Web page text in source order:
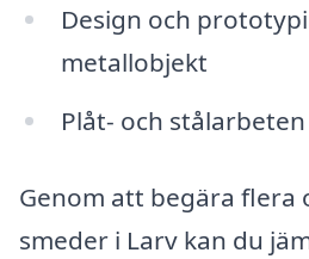
Design och
metallobjekt
Plåt- och stålarbeten
Genom att begära flera
smeder i Larv kan du